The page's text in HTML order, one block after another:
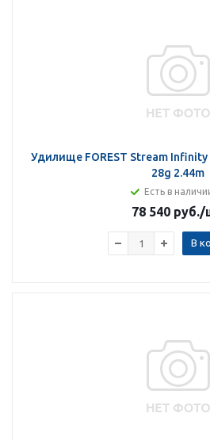
Удилище FOREST Stream Infinity
28g 2.44m
Есть в
78 540 руб./
В